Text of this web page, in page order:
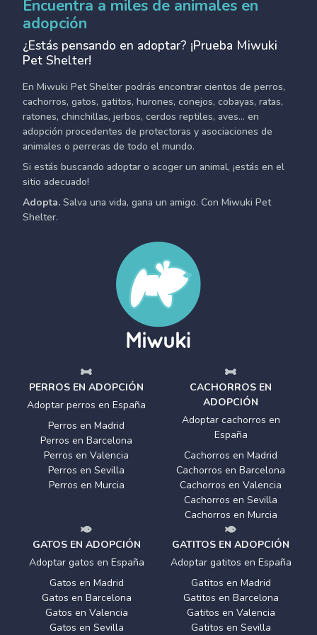
Encuentra a miles de animales en
adopción
¿Estás pensando en adoptar? ¡Prueba Miwuki
Pet Shelter!
En Miwuki Pet Shelter podrás encontrar cientos de perros,
cachorros, gatos, gatitos, hurones, conejos, cobayas, ratas,
ratones, chinchillas, jerbos, cerdos reptiles, aves... en
adopción procedentes de protectoras y asociaciones de
animales o perreras de todo el mundo.
Si estás buscando adoptar o acoger un animal, ¡estás en el
sitio adecuado!
Adopta. Salva una vida, gana un amigo. Con Miwuki Pet
Shelter.
PERROS EN ADOPCIÓN
Adoptar perros en España
Perros en Madrid
Perros en Barcelona
Perros en Valencia
Perros en Sevilla
Perros en Murcia
CACHORROS EN
ADOPCIÓN
Adoptar cachorros en
España
Cachorros en Madrid
Cachorros en Barcelona
Cachorros en Valencia
Cachorros en Sevilla
Cachorros en Murcia
GATOS EN ADOPCIÓN
Adoptar gatos en España
Gatos en Madrid
Gatos en Barcelona
Gatos en Valencia
Gatos en Sevilla
GATITOS EN ADOPCIÓN
Adoptar gatitos en España
Gatitos en Madrid
Gatitos en Barcelona
Gatitos en Valencia
Gatitos en Sevilla